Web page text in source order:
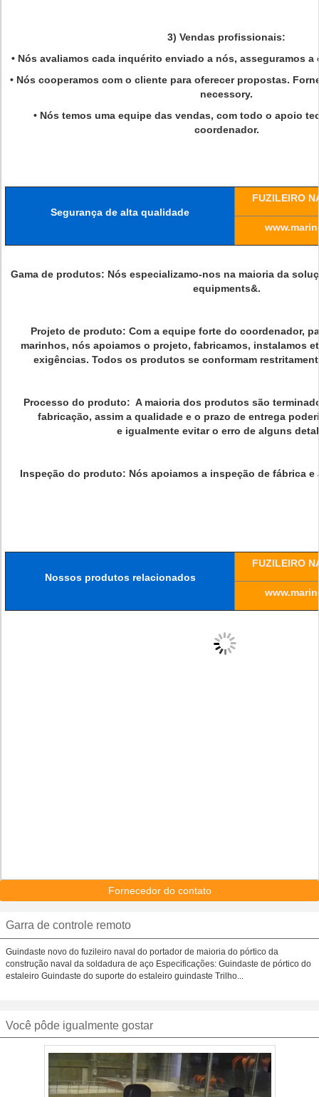
3) Vendas profissionais:
• Nós avaliamos cada inquérito enviado a nós, asseguramos
• Nós cooperamos com o cliente para oferecer propostas.
necessory.
• Nós temos uma equipe das vendas, com todo o apoio
coordenador.
Segurança de alta qualidade
FUZILEIRO
Gama de produtos: Nós especializamo-nos na maioria da
equipments&.
Projeto de produto: Com a equipe forte do coordenador,
marinhos, nós apoiamos o projeto, fabricamos, instalamos
exigências. Todos os produtos se conformam
Processo do produto: A maioria dos produtos são
fabricação, assim a qualidade e o prazo de entrega
e igualmente evitar o erro de alguns
Inspeção do produto: Nós apoiamos a inspeção de fábrica
Nossos produtos relacionados
FUZILEIRO
Fornecedor do contato
Garra de controle remoto
Guindaste novo do fuzileiro naval do portador de maioria do pórtico da
construção naval da soldadura de aço Especificações: Guindaste de pórtico do
estaleiro Guindaste do suporte do estaleiro guindaste Trilho...
Você pôde igualmente gostar